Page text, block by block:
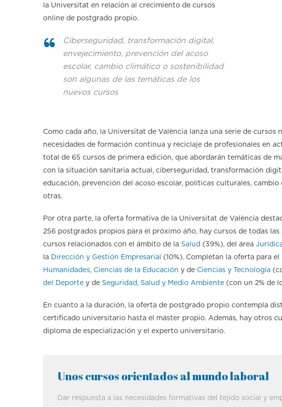
la Universitat en relación al crecimiento de cursos
online de postgrado propio.
Ciberseguridad, transformación digital,
envejecimiento, prevención del acoso
escolar, cambio climático o sostenibilidad
son algunas de las temáticas de los
nuevos cursos
Como cada año, la Universitat de València lanza una serie de cursos
necesidades de formación continua y reciclaje de profesionales en
total de 65 cursos de primera edición, que abordarán temáticas de
con la situación sanitaria actual, ciberseguridad, transformación
educación, prevención del acoso escolar, políticas culturales,
otras.
Por otra parte, la oferta formativa de la Universitat de València
256 postgrados propios para el próximo año, hay cursos de todas
cursos relacionados con el ámbito de la Salud (39%), del área
la Dirección y Gestión Empresarial
(10%). Completan la oferta para
Humanidades, Ciencias de la Educación y de Ciencias y Tecnología
del Deporte y de Seguridad, Salud y Medio Ambiente (con un 2% de
En cuanto a la duración, la oferta de postgrado propio contempla
certificado universitario hasta el máster propio. Además, hay otros
diploma de especialización y el experto universitario.
Unos cursos orientados al mundo laboral
Dar respuesta a las necesidades formativas del tejido social y